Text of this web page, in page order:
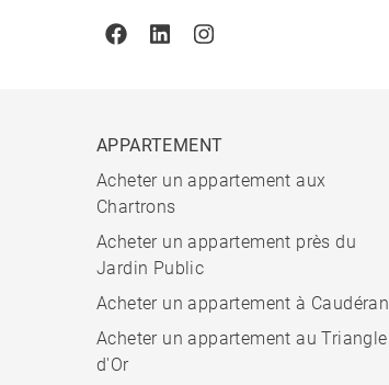
FacebookLinkedinInstagram
APPARTEMENT
Acheter un appartement aux
Chartrons
Acheter un appartement près du
Jardin Public
Acheter un appartement à Caudéran
Acheter un appartement au Triangle
d'Or